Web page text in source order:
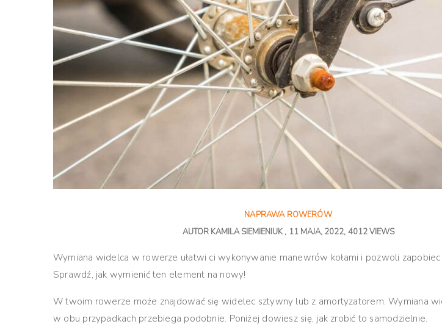
NAPRAWA ROWERÓW
AUTOR KAMILA SIEMIENIUK 11 MAJA, 2022 4012 VIEWS
Wymiana widelca w rowerze ułatwi ci wykonywanie manewrów kołami i pozwoli
Sprawdź, jak wymienić ten element na nowy!
W twoim rowerze może znajdować się widelec sztywny lub z amortyzatorem. Wymiana
w obu przypadkach przebiega podobnie. Poniżej dowiesz się, jak zrobić to samodzielnie.